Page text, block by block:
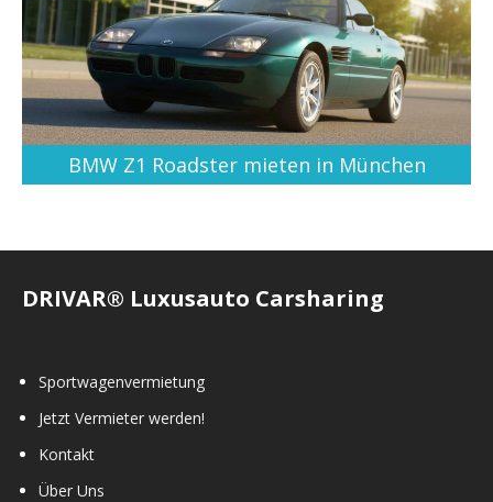
BMW Z1 Roadster mieten in München
DRIVAR® Luxusauto Carsharing
Sportwagenvermietung
Jetzt Vermieter werden!
Kontakt
Über Uns